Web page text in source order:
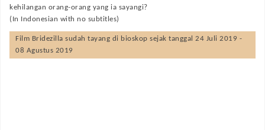
kehilangan orang-orang yang ia sayangi?
(In Indonesian with no subtitles)
Film Bridezilla sudah tayang di bioskop sejak tanggal 24 Juli 2019 -
08 Agustus 2019